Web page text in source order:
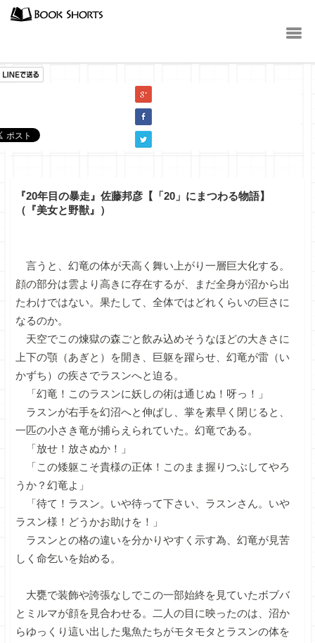
『20年目の暴走』佐藤邦彦【「20」にまつわる物語】
（『美女と野獣』）
言うと、幻竜の体が天高く舞い上がり一層巨大化する。
顔の部分は雲より高きに存在するが、まだ全身が沼から出
たわけではない。果たして、全体ではどれくらいの巨さに
なるのか。
天空でこの煉獄の森ごと飲み込めそうなほどの大きさに
上下の顎（あぎと）を開き、巨躯を躍らせ、幻竜が雷（い
かずち）の疾さでラスンへと迫る。
「幻竜！このラスンに妖しの術は通じぬ！呀っ！」
ラスンが右手を幻沼へと伸ばし、掌を素早く閉じると、
一匹の小さき竜が捕らえられていた。幻竜である。
「放せ！放さぬか！」
「この矮躯こそ貴様の正体！このまま握りつぶしてやろ
うか？幻竜よ」
「待て！ラスン。いや待って下さい、ラスンさん。いや
ラスン様！どうかお助けを！」
ラスンとの格の違いを分かりやすく示す為、幻竜が見苦
しく命乞いを始める。
大甕で装飾や誇張なしでこの一部始終を見ていたボブバ
とミルマが顔を見合わせる。二人の目に映ったのは、沼か
らゆっくり這い出した鬼魚たちがモタモタとラスンの体を